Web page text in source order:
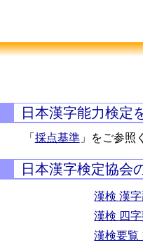
日本漢字能力検定
「 採点基準」をご参照
日本漢字検定協会
漢検 漢
漢検 四
漢検要覧